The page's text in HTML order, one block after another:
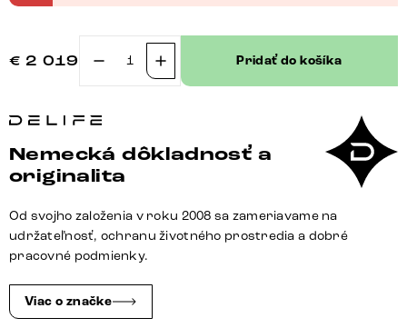
€ 2 019
množstvo
pohovka
XL
270x130
cm
manšester
béžová
Pridať do košíka
Nemecká dôkladnosť a
originalita
Od svojho založenia v roku 2008 sa zameriavame na
udržateľnosť, ochranu životného prostredia a dobré
pracovné podmienky.
Viac o značke